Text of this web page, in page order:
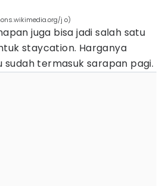
j o)
juga bisa jadi salah satu
staycation. Harganya
sudah termasuk sarapan pagi.